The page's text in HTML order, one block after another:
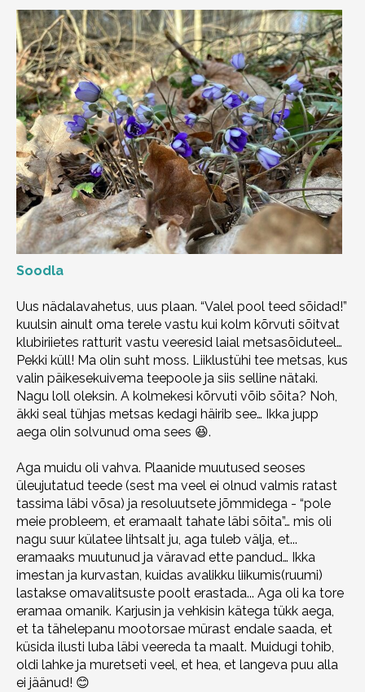
Soodla
Uus nädalavahetus, uus plaan. “Valel pool teed sõidad!”
kuulsin ainult oma terele vastu kui kolm kõrvuti sõitvat
klubiriietes ratturit vastu veeresid laial metsasõiduteel…
Pekki küll! Ma olin suht moss. Liiklustühi tee metsas, kus
valin päikesekuivema teepoole ja siis selline nätaki.
Nagu loll oleksin. A kolmekesi kõrvuti võib sõita? Noh,
äkki seal tühjas metsas kedagi häirib see… Ikka jupp
aega olin solvunud oma sees 😆.
Aga muidu oli vahva. Plaanide muutused seoses
üleujutatud teede (sest ma veel ei olnud valmis ratast
tassima läbi võsa) ja resoluutsete jõmmidega - “pole
meie probleem, et eramaalt tahate läbi sõita”… mis oli
nagu suur külatee lihtsalt ju, aga tuleb välja, et...
eramaaks muutunud ja väravad ette pandud… Ikka
imestan ja kurvastan, kuidas avalikku liikumis(ruumi)
lastakse omavalitsuste poolt erastada... Aga oli ka tore
eramaa omanik. Karjusin ja vehkisin kätega tükk aega,
et ta tähelepanu mootorsae mürast endale saada, et
küsida ilusti luba läbi veereda ta maalt. Muidugi tohib,
oldi lahke ja muretseti veel, et hea, et langeva puu alla
ei jäänud! 😊